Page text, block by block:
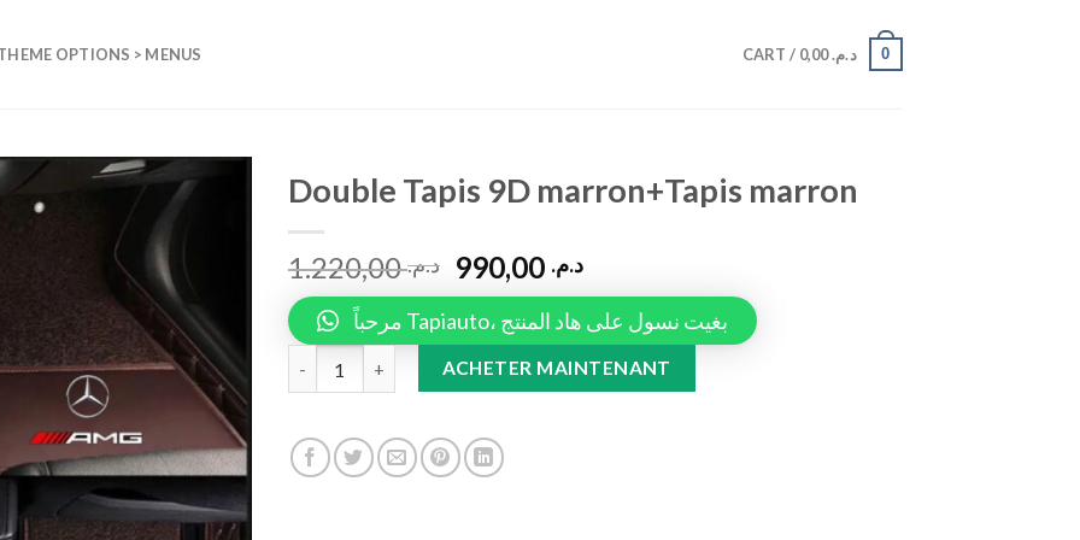
OPTIONS > MENUS CART / د.م.0,00 0
Double Tapis 9D marron+Tapis marron
د.م.1.220,00 د.م.
مرحباً Tapiauto، بغيت نسول على هاد المنتج
Double Tapis 9D marron+Tapis marron quantity
ACHETER MAINTENANT